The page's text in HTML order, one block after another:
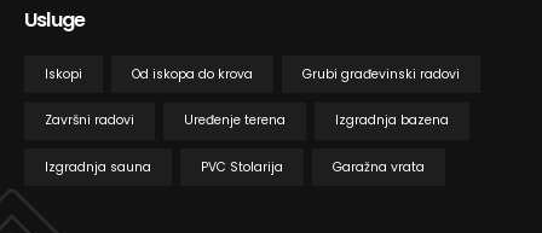
Usluge
Iskopi Od iskopa do krova Grubi građevinski radovi
Završni radovi Uređenje terena Izgradnja bazena
Izgradnja sauna PVC Stolarija Garažna vrata